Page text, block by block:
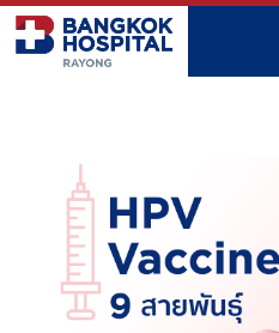
Skip
to
Package
Vaccine